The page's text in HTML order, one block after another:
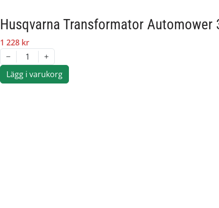
Originalreservdel från Husqvarna Group.
Artikelnummer:
Passar märke:
Husqvarna Transformator Automower
1 228 kr
1
Lägg i varukorg